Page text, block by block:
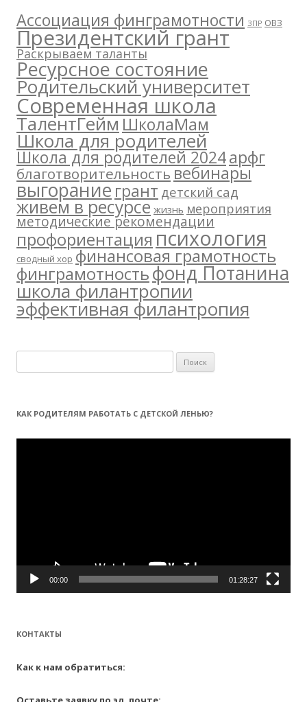
Ассоциация финграмотности ЗПР ОВЗ
Президентский грант
Раскрываем таланты
Ресурсное состояние
Родительский университет
Современная школа
ТалентГеймШколаМам
Школа для родителей
Школа для родителей 2024арфг
благотворительностьвебинары
выгораниегрант детский сад
живем в ресурсе жизнь мероприятия
методические рекомендации
профориентация психология
сводный хор финансовая грамотность
финграмотностьфонд Потанина
школа филантропии
эффективная филантропия
а
т
:
КАК РОДИТЕЛЯМ РАБОТАТЬ С ДЕТСКОЙ ЛЕНЬЮ?
Видеоплеер
00:00 01:28:27
КОНТАКТЫ
Как к нам обратиться: